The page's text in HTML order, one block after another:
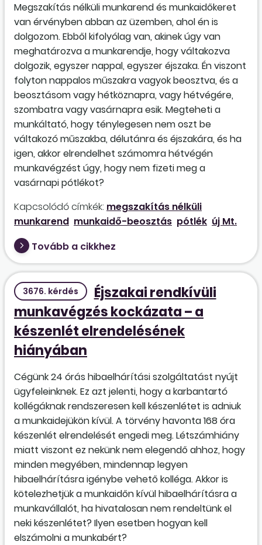
Megszakítás nélküli munkarend és munkaidőkeret
van érvényben abban az üzemben, ahol én is
dolgozom. Ebből kifolyólag van, akinek úgy van
meghatározva a munkarendje, hogy váltakozva
dolgozik, egyszer nappal, egyszer éjszaka. Én viszont
folyton nappalos műszakra vagyok beosztva, és a
beosztásom vagy hétköznapra, vagy hétvégére,
szombatra vagy vasárnapra esik. Megteheti a
munkáltató, hogy ténylegesen nem oszt be
váltakozó műszakba, délutánra és éjszakára, és ha
igen, akkor elrendelhet számomra hétvégén
munkavégzést úgy, hogy nem fizeti meg a
vasárnapi pótlékot?
Kapcsolódó címkék: megszakítás nélküli
munkarend munkaidő-beosztás pótlék új Mt.
Tovább a cikkhez
3676. kérdés
Éjszakai rendkívüli
munkavégzés kockázata – a
készenlét elrendelésének
hiányában
Cégünk 24 órás hibaelhárítási szolgáltatást nyújt
ügyfeleinknek. Ez azt jelenti, hogy a karbantartó
kollégáknak rendszeresen kell készenlétet is adniuk
a munkaidejükön kívül. A törvény havonta 168 óra
készenlét elrendelését engedi meg. Létszámhiány
miatt viszont ez nekünk nem elegendő ahhoz, hogy
minden megyében, mindennap legyen
hibaelhárításra igénybe vehető kolléga. Akkor is
kötelezhetjük a munkaidőn kívül hibaelhárításra a
munkavállalót, ha hivatalosan nem rendeltünk el
neki készenlétet? Ilyen esetben hogyan kell
elszámolni a munkabért?